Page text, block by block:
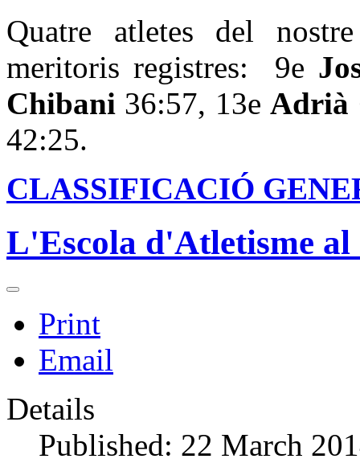
Quatre atletes del
meritoris registres: 9e
Chibani 36:57, 13eAdrià
42:25.
CLASSIFICACIÓ
L'Escola d'Atletisme
Print
Email
Details
Published: 22 March